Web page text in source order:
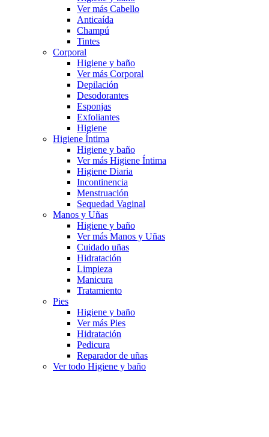
Ver más Cabello
Anticaída
Champú
Tintes
Corporal
Higiene y baño
Ver más Corporal
Depilación
Desodorantes
Esponjas
Exfoliantes
Higiene
Higiene Íntima
Higiene y baño
Ver más Higiene Íntima
Higiene Diaria
Incontinencia
Menstruación
Sequedad Vaginal
Manos y Uñas
Higiene y baño
Ver más Manos y Uñas
Cuidado uñas
Hidratación
Limpieza
Manicura
Tratamiento
Pies
Higiene y baño
Ver más Pies
Hidratación
Pedicura
Reparador de uñas
Ver todo Higiene y baño